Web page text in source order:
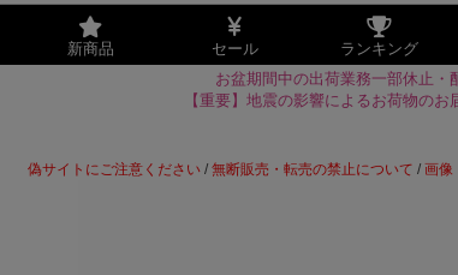
新商品 セール ランキング
お盆期間中の出荷業務一部休止・
【重要】地震の影響によるお荷物のお
偽サイトにご注意ください / 無断販売・転売の禁止について / 画像